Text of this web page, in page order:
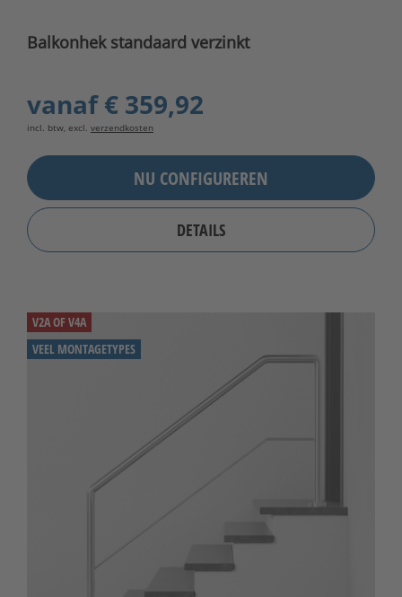
Balkonhek standaard verzinkt
vanaf€ 359,92
incl. btw, excl. verzendkosten
NU CONFIGUREREN
DETAILS
V2A OF V4A
VEEL MONTAGETYPES